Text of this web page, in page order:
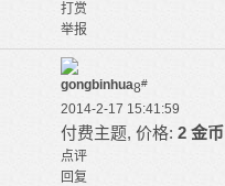
打赏
举报
gongbinhua8#
2014-2-17 15:41:59
付费主题, 价格: 2 金币
点评
回复